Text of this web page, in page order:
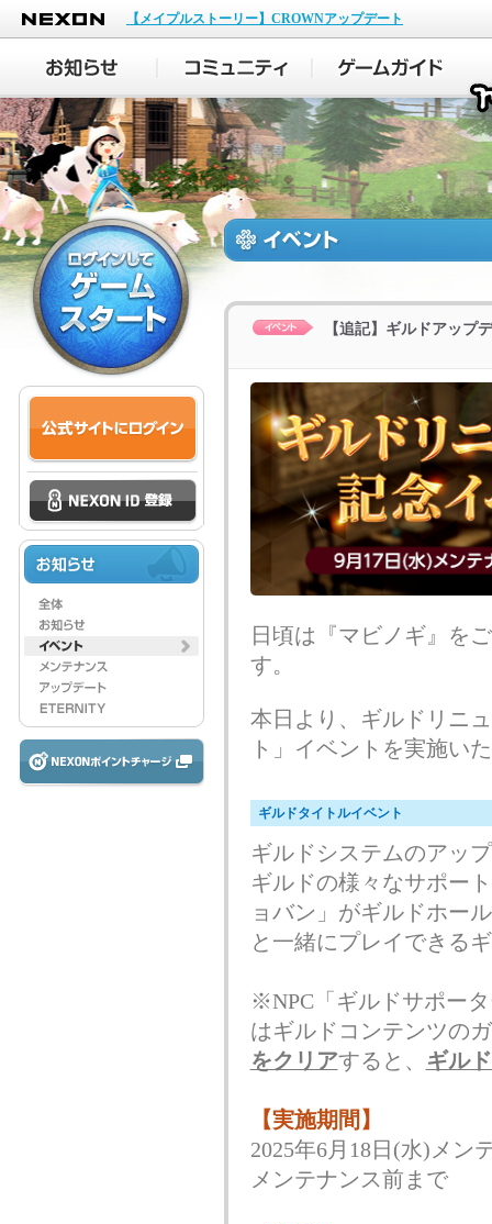
NEXON
【メイプルストーリー】CROWNアップデート
【追記】ギルドアップ
日頃は『マビノギ』を
す。
本日より、ギルドリニ
ト」イベントを実施い
ギルドタイトルイベント
ギルドシステムのアッ
ギルドの様々なサポー
ョバン」がギルドホー
と一緒にプレイできる
※NPC「ギルドサポー
はギルドコンテンツの
をクリアすると、 ギル
【実施期間】
2025年6月18日(水)メン
メンテナンス前まで